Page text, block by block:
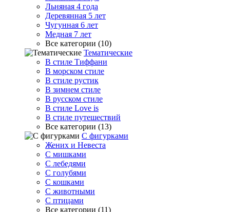
Льняная 4 года
Деревянная 5 лет
Чугунная 6 лет
Медная 7 лет
Все категории (10)
Тематические
В стиле Тиффани
В морском стиле
В стиле рустик
В зимнем стиле
В русском стиле
В стиле Love is
В стиле путешествий
Все категории (13)
С фигурками
Жених и Невеста
С мишками
С лебедями
С голубями
С кошками
С животными
С птицами
Все категории (11)